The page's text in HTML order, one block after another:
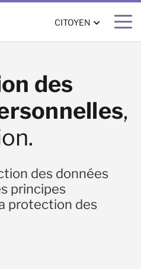
CITOYEN
citoyen
des
,
des données
principes
protection des